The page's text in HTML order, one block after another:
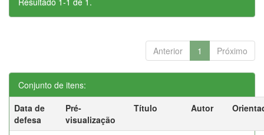
Anterior 1 Próximo
Conjunto de itens:
Data de
defesa
Pré-
visualização
Título Autor